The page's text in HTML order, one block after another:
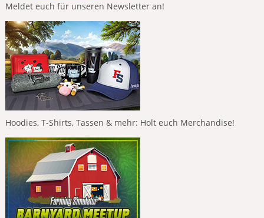
Meldet euch für unseren Newsletter an!
Hoodies, T-Shirts, Tassen & mehr: Holt euch Merchandise!